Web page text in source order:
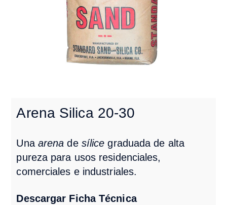
Arena Silica 20-30
Una arena de sílice graduada de alta
pureza para usos residenciales,
comerciales e industriales.
Descargar Ficha Técnica